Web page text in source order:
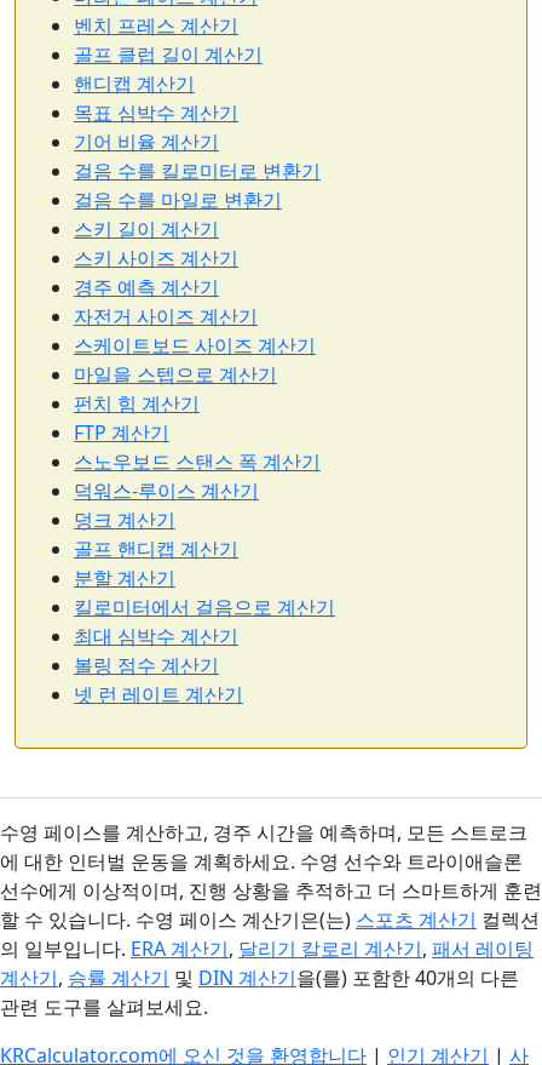
벤치 프레스 계산기
골프 클럽 길이 계산기
핸디캡 계산기
목표 심박수 계산기
기어 비율 계산기
걸음 수를 킬로미터로 변환기
걸음 수를 마일로 변환기
스키 길이 계산기
스키 사이즈 계산기
경주 예측 계산기
자전거 사이즈 계산기
스케이트보드 사이즈 계산기
마일을 스텝으로 계산기
펀치 힘 계산기
FTP 계산기
스노우보드 스탠스 폭 계산기
덕워스-루이스 계산기
덩크 계산기
골프 핸디캡 계산기
분할 계산기
킬로미터에서 걸음으로 계산기
최대 심박수 계산기
볼링 점수 계산기
넷 런 레이트 계산기
수영 페이스를 계산하고, 경주 시간을 예측하며, 모든 스트로크
에 대한 인터벌 운동을 계획하세요. 수영 선수와 트라이애슬론
선수에게 이상적이며, 진행 상황을 추적하고 더 스마트하게 훈련
할 수 있습니다. 수영 페이스 계산기은(는) 스포츠 계산기 컬렉션
의 일부입니다. ERA 계산기, 달리기 칼로리 계산기, 패서 레이팅
계산기, 승률 계산기 및 DIN 계산기을(를) 포함한 40개의 다른
관련 도구를 살펴보세요.
KRCalculator.com에 오신 것을 환영합니다 | 인기 계산기 | 사